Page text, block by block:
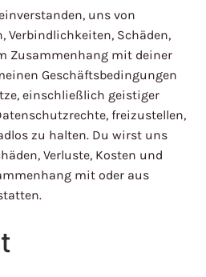
uns von
Verbindlichkeiten, Schäden,
Zusammenhang mit deiner
Geschäftsbedingungen
einschließlich geistiger
freizustellen,
zu halten. Du wirst uns
Verluste, Kosten und
mit oder aus